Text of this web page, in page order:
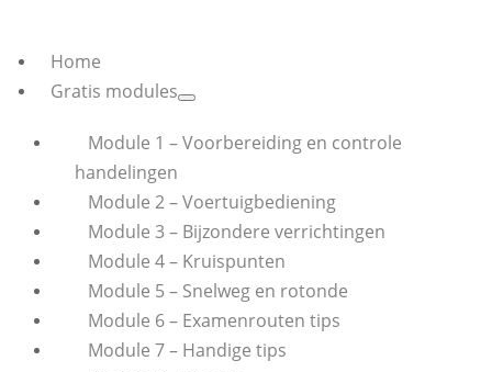
Home
Gratis modules
Module 1 – Voorbereiding en controle
handelingen
Module 2 – Voertuigbediening
Module 3 – Bijzondere verrichtingen
Module 4 – Kruispunten
Module 5 – Snelweg en rotonde
Module 6 – Examenrouten tips
Module 7 – Handige tips